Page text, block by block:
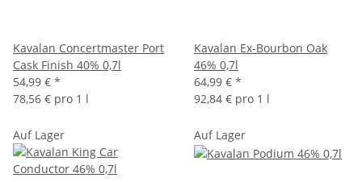
Kavalan Concertmaster Port
Cask Finish 40% 0,7l
54,99 € *
78,56 € pro 1 l
Kavalan Ex-Bourbon Oak
46% 0,7l
64,99 € *
92,84 € pro 1 l
Auf Lager Auf Lager